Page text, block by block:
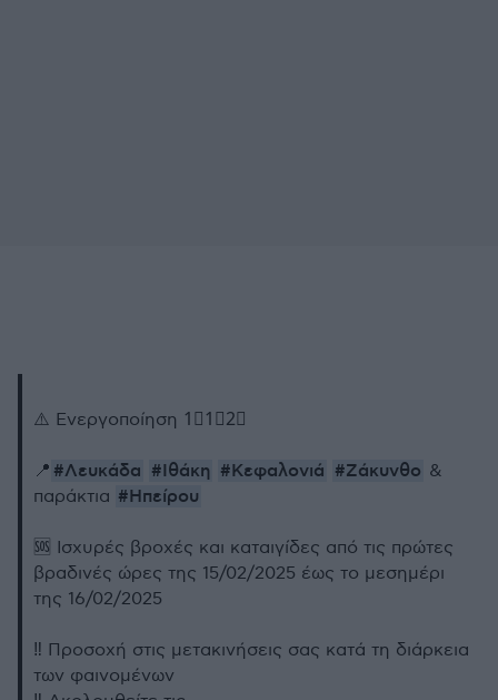
⚠️ Ενεργοποίηση 1⃣1⃣2⃣
📍 #Λευκάδα #Ιθάκη #Κεφαλονιά #Ζάκυνθο &
παράκτια #Ηπείρου
🆘 Ισχυρές βροχές και καταιγίδες από τις πρώτες
βραδινές ώρες της 15/02/2025 έως το μεσημέρι
της 16/02/2025
‼️ Προσοχή στις μετακινήσεις σας κατά τη διάρκεια
των φαινομένων